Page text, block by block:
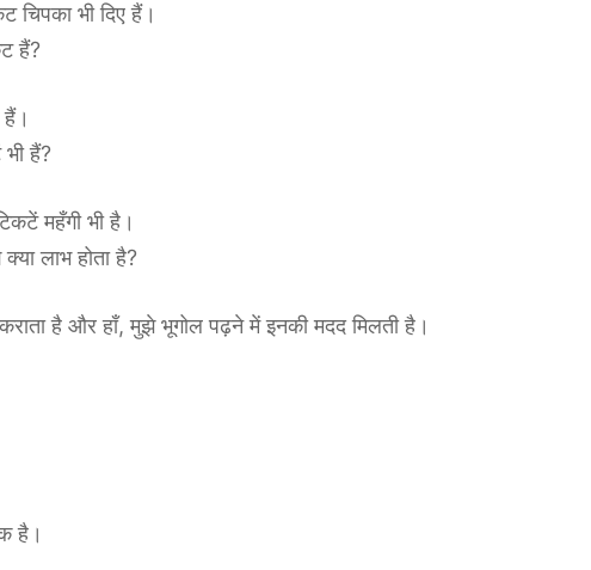
चिपका भी दिए हैं।
हैं?
हैं।
भी हैं?
महँगी भी है।
लाभ होता है?
है और हाँ, मुझे भूगोल पढ़ने में इनकी मदद मिलती है।
है।